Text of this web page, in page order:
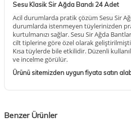
Sesu Klasik Sir Ağda Bandı 24 Adet
Acil durumlarda pratik çözüm Sesu Sir
durumlarda istenmeyen tüylerinizden
kurtulmanızı sağlar. Sesu Sir Ağda
cilt tiplerine göre özel olarak
Kısa tüylerde bile etkilidir. Düzenli
ve incelme görülür.
Ürünü sitemizden uygun fiyata satın
Benzer Ürünler